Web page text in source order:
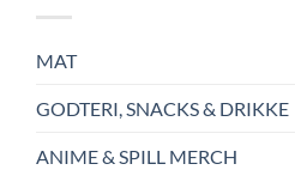
MAT
GODTERI, SNACKS & DRIKKE
ANIME & SPILL MERCH